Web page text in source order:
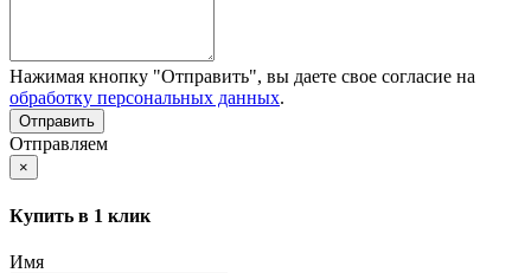
Нажимая кнопку "Отправить", вы даете свое согласие на
обработку персональных данных.
Отправляем
×
Купить в 1 клик
Имя